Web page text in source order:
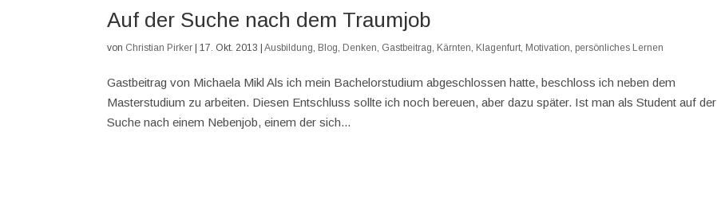
Auf der Suche nach dem Traumjob
von Christian Pirker |17. Okt. 2013 |Ausbildung, Blog, Denken, Gastbeitrag, Kärnten, Klagenfurt, Motivation, persönliches Lernen
Gastbeitrag von Michaela Mikl Als ich mein Bachelorstudium abgeschlossen hatte, beschloss ich neben dem
Masterstudium zu arbeiten. Diesen Entschluss sollte ich noch bereuen, aber dazu später. Ist man als Student auf der
Suche nach einem Nebenjob, einem der sich...